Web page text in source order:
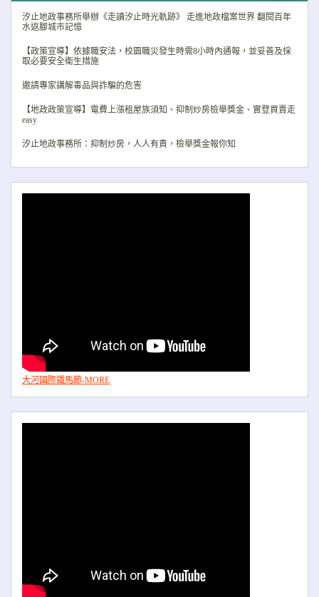
汐止地政事務所舉辦《走讀汐止時光軌跡》 走進地政檔案世界 翻閱百年
水返腳城市記憶
【政策宣導】依據職安法，校園職災發生時需8小時內通報，並妥善及採
取必要安全衛生措施
邀請專家講解毒品與詐騙的危害
【地政政策宣導】電費上漲租屋族須知、抑制炒房檢舉獎金、實登買賣走
easy
汐止地政事務所：抑制炒房，人人有責，檢舉獎金報你知
大河國際鐵馬節-MORE